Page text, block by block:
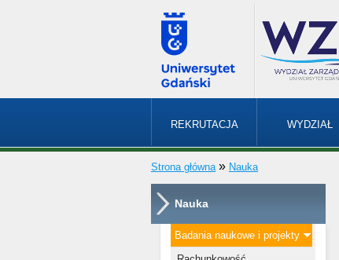
REKRUTACJA WYDZIAŁ
Strona główna » Nauka
Nauka
Badania naukowe i projekty